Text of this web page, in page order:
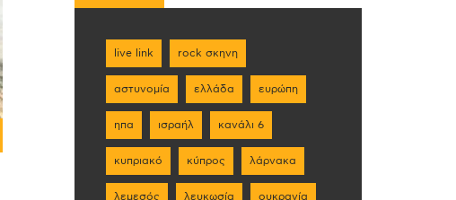
live link rock σκηνη
αστυνομία ελλάδα ευρώπη
ηπα ισραήλ κανάλι 6
κυπριακό κύπρος λάρνακα
λεμεσός λευκωσία ουκρανία